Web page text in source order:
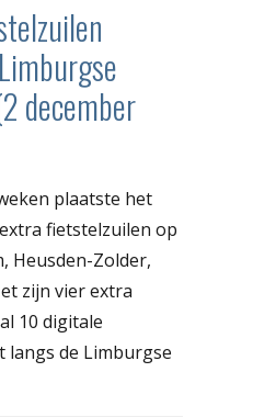
december
plaatste het
fietstelzuilen op
Heusden-Zolder,
zijn vier extra
10 digitale
de Limburgse